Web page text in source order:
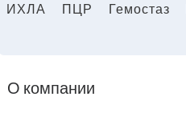
ИХЛА ПЦР Гемостаз
О компании